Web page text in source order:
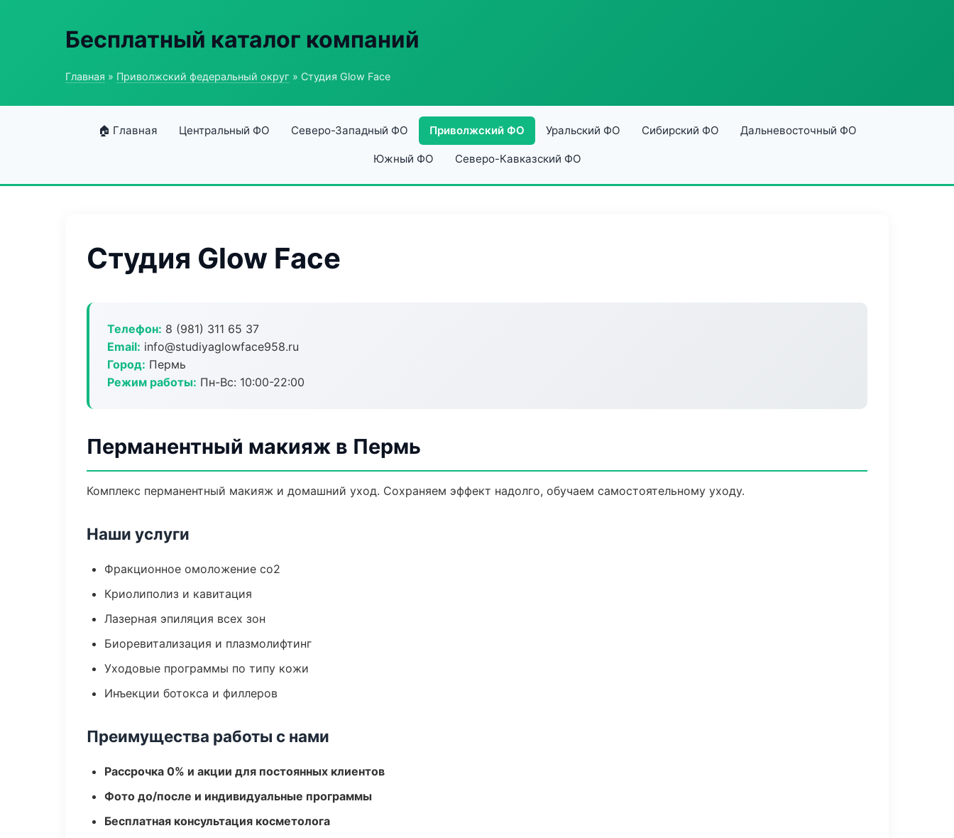
Бесплатный каталог компаний
Главная » Приволжский федеральный округ » Студия Glow Face
🏠 Главная Центральный ФО Северо-Западный ФО Приволжский ФО Уральский ФО Сибирский ФО Дальневосточный ФО
Южный ФО Северо-Кавказский ФО
Студия Glow Face
Телефон: 8 (981) 311 65 37
Email: info@studiyaglowface958.ru
Город: Пермь
Режим работы: Пн-Вс: 10:00-22:00
Перманентный макияж в Пермь
Комплекс перманентный макияж и домашний уход. Сохраняем эффект надолго, обучаем самостоятельному уходу.
Наши услуги
Фракционное омоложение co2
Криолиполиз и кавитация
Лазерная эпиляция всех зон
Биоревитализация и плазмолифтинг
Уходовые программы по типу кожи
Инъекции ботокса и филлеров
Преимущества работы с нами
Рассрочка 0% и акции для постоянных клиентов
Фото до/после и индивидуальные программы
Бесплатная консультация косметолога